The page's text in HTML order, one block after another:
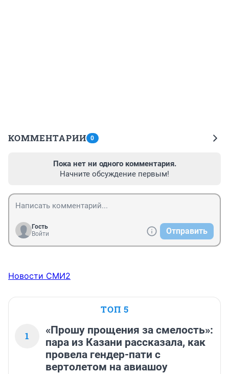
КОММЕНТАРИИ 0
Пока нет ни одного комментария.
Начните обсуждение первым!
Гость
Войти
Отправить
Новости СМИ2
ТОП 5
1
«Прошу прощения за смелость»:
пара из Казани рассказала, как
провела гендер-пати с
вертолетом на авиашоу